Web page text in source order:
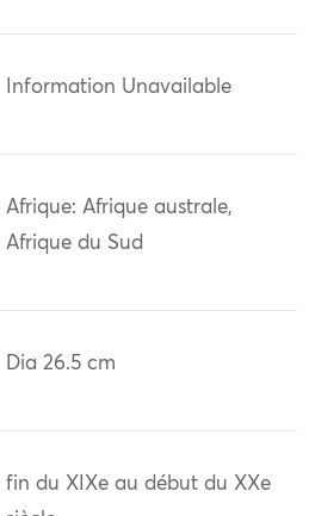
Information Unavailable
Afrique: Afrique australe,
Afrique du Sud
Dia 26.5 cm
fin du XIXe au début du XXe